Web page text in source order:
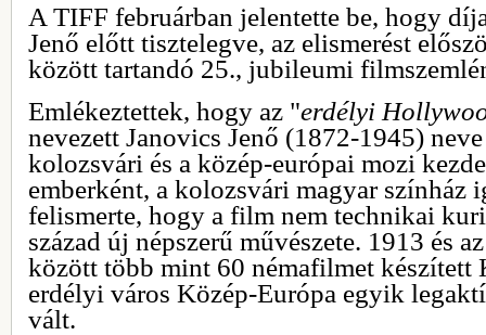
A TIFF februárban jelentette be, hogy
Jenő előtt tisztelegve, az elismerést
között tartandó 25., jubileumi
Emlékeztettek, hogy az "erdélyi
nevezett Janovics Jenő (1872-1945)
kolozsvári és a közép-európai mozi
emberként, a kolozsvári magyar színház
felismerte, hogy a film nem technikai
század új népszerű művészete. 1913 és
között több mint 60 némafilmet készített
erdélyi város Közép-Európa egyik
vált.